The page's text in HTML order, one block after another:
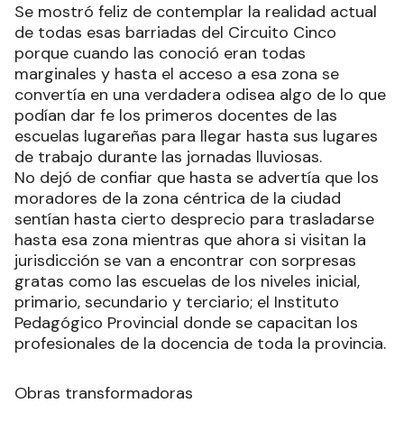
Se mostró feliz de contemplar la realidad actual
de todas esas barriadas del Circuito Cinco
porque cuando las conoció eran todas
marginales y hasta el acceso a esa zona se
convertía en una verdadera odisea algo de lo que
podían dar fe los primeros docentes de las
escuelas lugareñas para llegar hasta sus lugares
de trabajo durante las jornadas lluviosas.
No dejó de confiar que hasta se advertía que los
moradores de la zona céntrica de la ciudad
sentían hasta cierto desprecio para trasladarse
hasta esa zona mientras que ahora si visitan la
jurisdicción se van a encontrar con sorpresas
gratas como las escuelas de los niveles inicial,
primario, secundario y terciario; el Instituto
Pedagógico Provincial donde se capacitan los
profesionales de la docencia de toda la provincia.
Obras transformadoras